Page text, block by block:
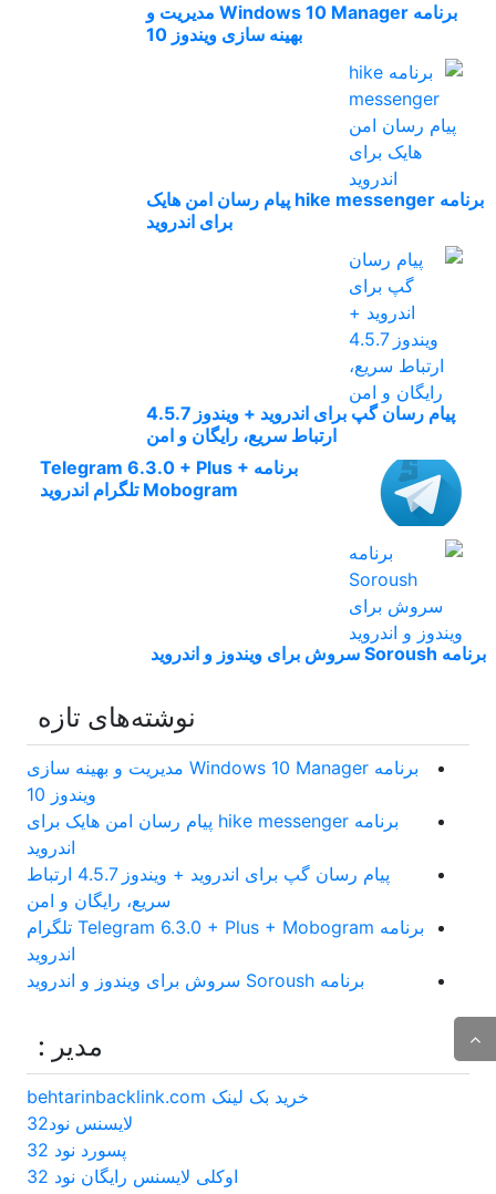
برنامه Windows 10 Manager مدیریت و
بهینه سازی ویندوز 10
برنامه hike messenger پیام‌ رسان‌ امن هایک
برای اندروید
پیام رسان گپ برای اندروید + ویندوز 4.5.7
ارتباط سریع، رایگان و امن
برنامه Telegram 6.3.0 + Plus +
Mobogram تلگرام اندروید
برنامه Soroush سروش برای ویندوز و اندروید
نوشته‌های تازه
برنامه Windows 10 Manager مدیریت و بهینه سازی
ویندوز 10
برنامه hike messenger پیام‌ رسان‌ امن هایک برای
اندروید
پیام رسان گپ برای اندروید + ویندوز 4.5.7 ارتباط
سریع، رایگان و امن
برنامه Telegram 6.3.0 + Plus + Mobogram تلگرام
اندروید
برنامه Soroush سروش برای ویندوز و اندروید
مدیر :
خرید بک لینک behtarinbacklink.com
لایسنس نود32
پسورد نود 32
اوکلی لایسنس رایگان نود 32